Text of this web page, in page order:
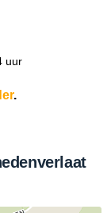
uur
.